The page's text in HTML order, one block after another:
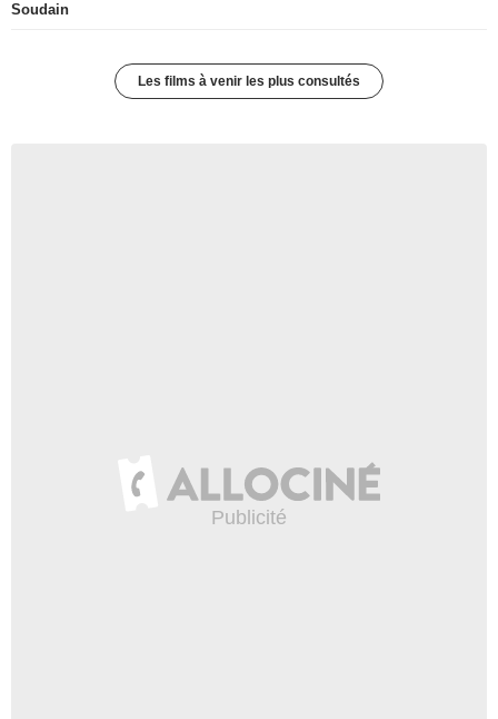
Soudain
Les films à venir les plus consultés